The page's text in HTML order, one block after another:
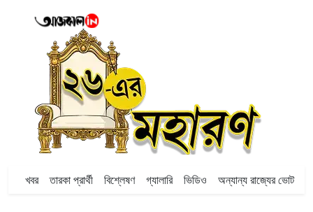
খবর তারকা প্রার্থী বিশ্লেষণ গ্যালারি ভিডিও অন্যান্য রাজ্যের ভোট